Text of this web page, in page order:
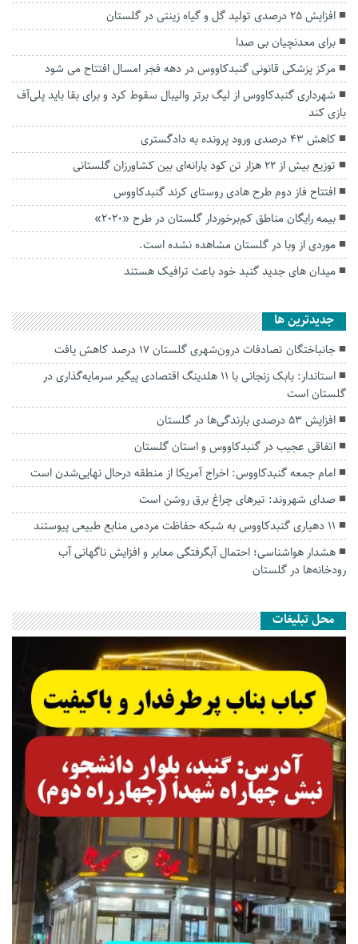
افزایش ۲۵ درصدی تولید گل و گیاه زینتی در گلستان
برای معدنچیان بی صدا
مرکز پزشکی قانونی گنبدکاووس در دهه فجر امسال افتتاح می شود
شهرداری گنبدکاووس از لیگ برتر والیبال سقوط کرد و برای بقا باید پلی‌آف
بازی کند
کاهش ۴۳ درصدی ورود پرونده به دادگستری
توزیع بیش از ۲۲ هزار تن کود یارانه‌ای بین کشاورزان گلستانی
افتتاح فاز دوم طرح هادی روستای کرند گنبدکاووس
بیمه رایگان مناطق کم‌برخوردار گلستان در طرح «۲۰۲۰»
موردی از وبا در گلستان مشاهده نشده است.
میدان های جدید گنبد خود باعث ترافیک هستند
جديدترين ها
جانباختگان تصادفات درون‌شهری گلستان ۱۷ درصد کاهش یافت
استاندار: بابک زنجانی با ۱۱ هلدینگ اقتصادی پیگیر سرمایه‌گذاری در
گلستان است
افزایش ۵۳ درصدی بارندگی‌ها در گلستان
اتفاقی عجیب در‌ گنبدکاووس و استان گلستان
امام جمعه گنبدکاووس: اخراج آمریکا از منطقه درحال نهایی‌شدن است
صدای شهروند: تیرهای چراغ برق روشن است
۱۱ دهیاری گنبدکاووس به شبکه حفاظت مردمی منابع طبیعی پیوستند
هشدار هواشناسی؛ احتمال آبگرفتگی معابر و افزایش ناگهانی آب
رودخانه‌ها در گلستان
محل تبلیغات